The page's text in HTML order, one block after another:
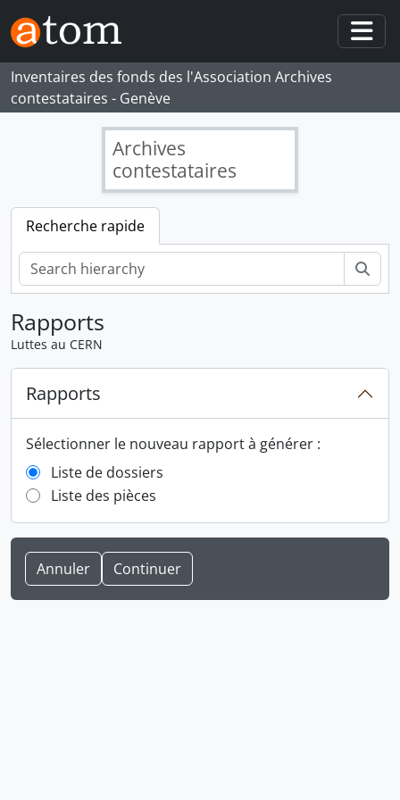
Skip to main content
Inventaires des fonds des l'Association Archives
contestataires - Genève
Archives
contestataires
Recherche rapide
Rapports
Luttes au CERN
Rapports
Sélectionner le nouveau rapport à générer :
Liste de dossiers
Liste des pièces
Annuler